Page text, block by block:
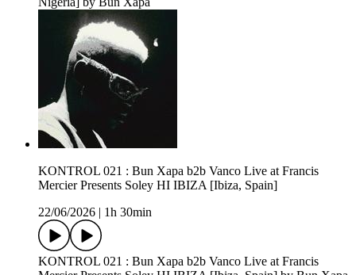
KONTROL 021 : Bun Xapa b2b Vanco Live at Francis
Mercier Presents Soley HI IBIZA [Ibiza, Spain]
22/06/2026
1h 30min
KONTROL 021 : Bun Xapa b2b Vanco Live at Francis